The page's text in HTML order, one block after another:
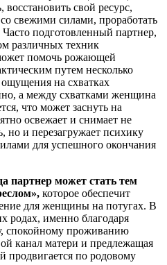
восстановить свой ресурс,
свежими силами, проработать
подготовленный партнер,
различных техник
помочь рожающей
путем несколько
на схватках
а между схватками женщина
что может заснуть на
освежает и снимает не
но и перезагружает психику
для успешного окончания
партнер может стать тем
», которое обеспечит
для женщины на потугах. В
родах, именно благодаря
спокойному проживанию
канал матери и предлежащая
продвигается по родовому